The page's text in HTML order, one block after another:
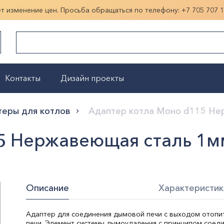
изменение цен. Просьба обращаться по телефону: +7 705 707
Показать больше
Контакты Дизайн проекты
для котлов Адаптер котла Моно d115
Нержавеющая сталь
Описание
Адаптер для соединения дымовой печи с выходом